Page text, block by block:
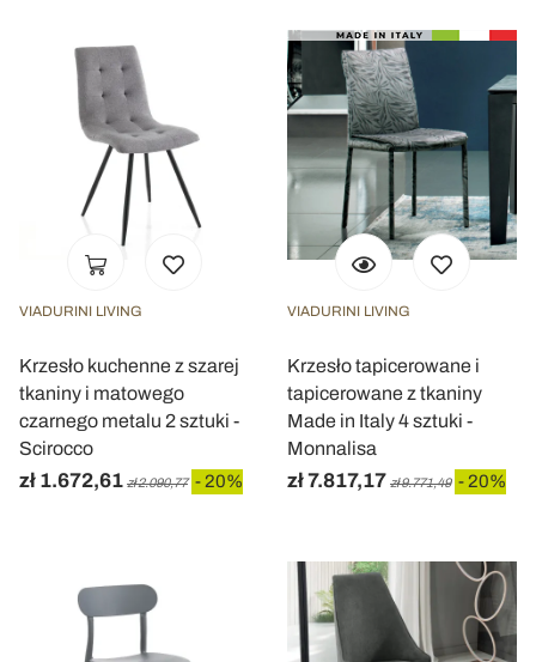
VIADURINI LIVING
Krzesło kuchenne z szarej
tkaniny i matowego
czarnego metalu 2 sztuki -
Scirocco
zł 1.672,61 zł 2.090,77 - 20%
VIADURINI LIVING
Krzesło tapicerowane i
tapicerowane z tkaniny
Made in Italy 4 sztuki -
Monnalisa
zł 7.817,17 zł 9.771,49 - 20%